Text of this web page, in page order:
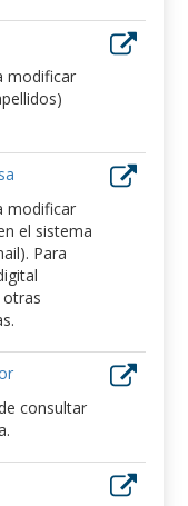
modificar
modificar
el sistema
Para
consultar